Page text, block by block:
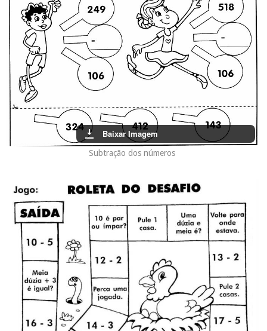
Baixar Imagem
Subtração dos números